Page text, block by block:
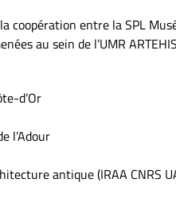
entre la SPL
au sein de l’UMR
d’Or
l’Adour
antique (IRAA CNRS